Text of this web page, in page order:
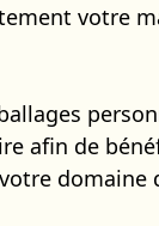
votre
afin de
domaine